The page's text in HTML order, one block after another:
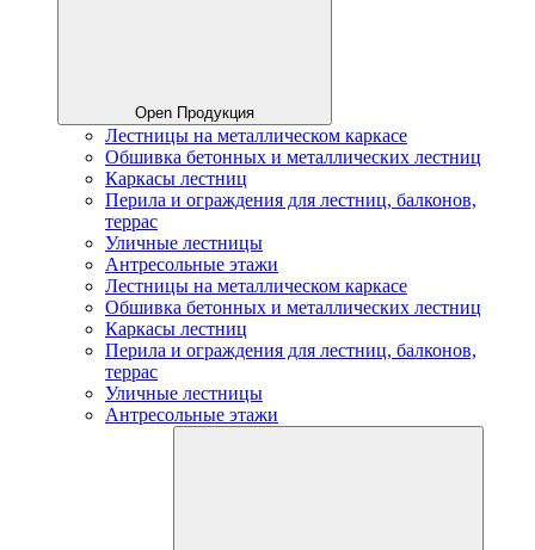
Open Продукция
Лестницы на металлическом каркасе
Обшивка бетонных и металлических лестниц
Каркасы лестниц
Перила и ограждения для лестниц, балконов,
террас
Уличные лестницы
Антресольные этажи
Лестницы на металлическом каркасе
Обшивка бетонных и металлических лестниц
Каркасы лестниц
Перила и ограждения для лестниц, балконов,
террас
Уличные лестницы
Антресольные этажи